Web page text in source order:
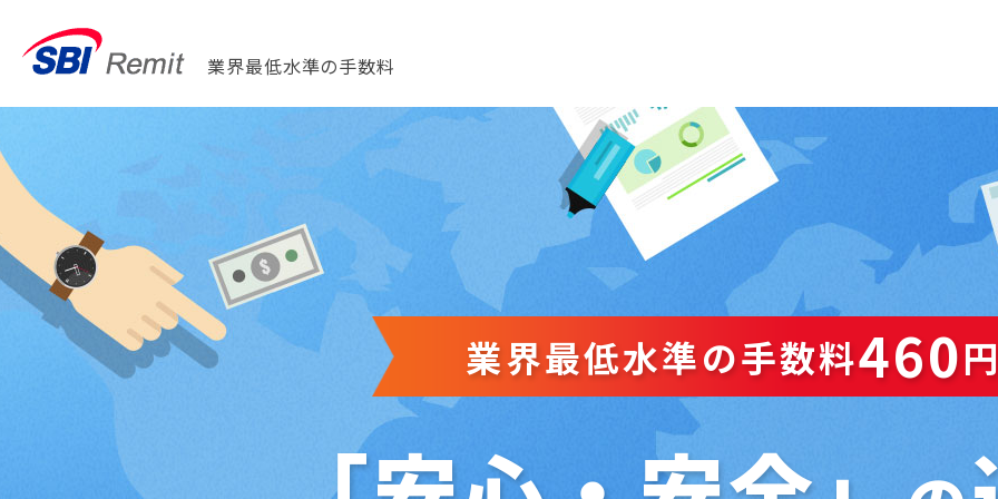
業界最低水準の手数料
業界最低水準の手数料460